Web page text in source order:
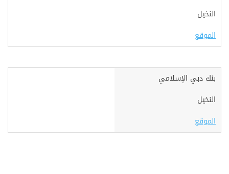
النخيل
الموقع
بنك دبي الإسلامي
النخيل
الموقع